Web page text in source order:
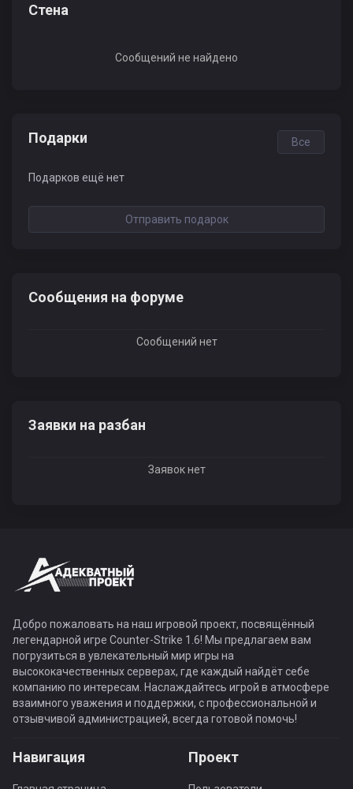
Стена
Сообщений не найдено
Подарки Все
Подарков ещё нет
Отправить подарок
Сообщения на форуме
Сообщений нет
Заявки на разбан
Заявок нет
Добро пожаловать на наш игровой проект, посвящённый
легендарной игре Counter-Strike 1.6! Мы предлагаем вам
погрузиться в увлекательный мир игры на
высококачественных серверах, где каждый найдёт себе
компанию по интересам. Наслаждайтесь игрой в атмосфере
взаимного уважения и поддержки, с профессиональной и
отзывчивой администрацией, всегда готовой помочь!
Навигация Проект